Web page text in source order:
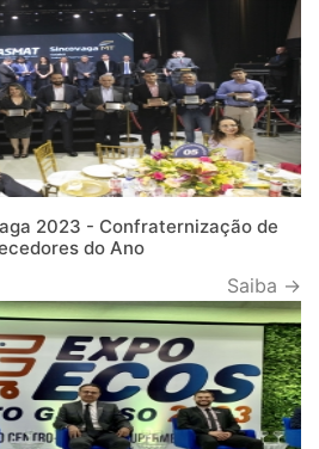
2023 - Confraternização de
do Ano
Saiba →